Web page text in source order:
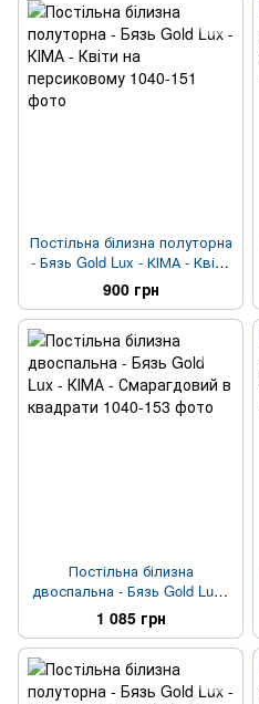
Постільна білизна полуторна
- Бязь Gold Lux - КІМА - Квіти
на персиковому
900 грн
Постільна білизна
двоспальна - Бязь Gold Lux -
КІМА - Смарагдовий в
квадрати
1 085 грн